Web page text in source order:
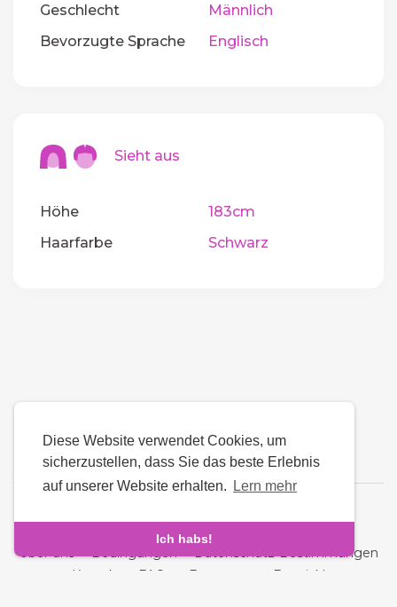
Diese Website verwendet Cookies, um
sicherzustellen, dass Sie das beste Erlebnis
auf unserer Website erhalten.
Lern mehr
Ich habs!
Geschlecht
Männlich
Bevorzugte Sprache
Englisch
Sieht aus
Höhe
183cm
Haarfarbe
Schwarz
Über uns-Bedingungen-Datenschutz-Bestimmungen
Kontakt FAQs Erstattung Entwickler